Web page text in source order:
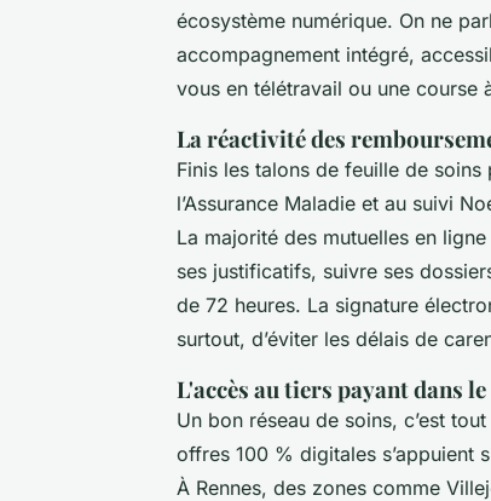
écosystème numérique. On ne
accompagnement intégré,
vous en télétravail ou une course
La réactivité des
Finis les talons de feuille de
l’Assurance Maladie et au suivi
La majorité des mutuelles en
ses justificatifs, suivre ses
de 72 heures. La signature
surtout, d’éviter les délais de
L'accès au tiers payant dans
Un bon réseau de soins, c’est
offres 100 % digitales s’appuient
À Rennes, des zones comme